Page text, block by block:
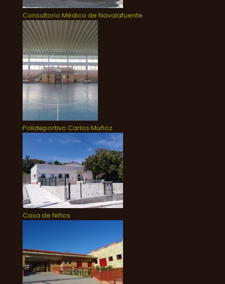
Consultorio Médico de Navalafuente
Polideportivo Carlos Muñoz
Casa de Niños